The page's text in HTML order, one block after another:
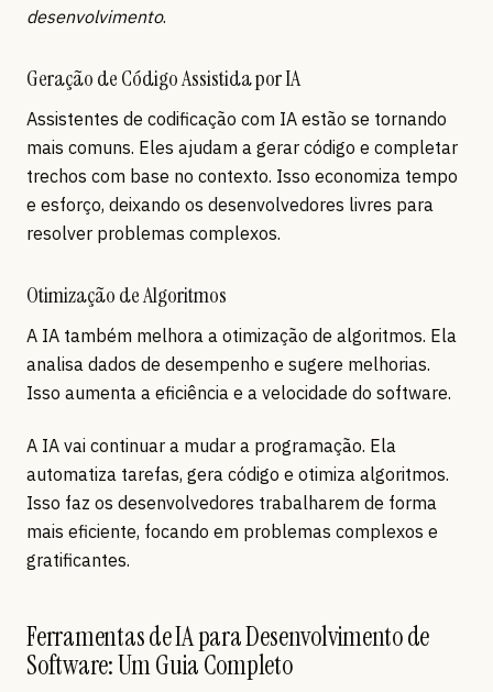
desenvolvimento.
Geração de Código Assistida por IA
Assistentes de codificação com IA estão se tornando
mais comuns. Eles ajudam a gerar código e completar
trechos com base no contexto. Isso economiza tempo
e esforço, deixando os desenvolvedores livres para
resolver problemas complexos.
Otimização de Algoritmos
A IA também melhora a otimização de algoritmos. Ela
analisa dados de desempenho e sugere melhorias.
Isso aumenta a eficiência e a velocidade do software.
A IA vai continuar a mudar a programação. Ela
automatiza tarefas, gera código e otimiza algoritmos.
Isso faz os desenvolvedores trabalharem de forma
mais eficiente, focando em problemas complexos e
gratificantes.
Ferramentas de IA para Desenvolvimento de
Software: Um Guia Completo